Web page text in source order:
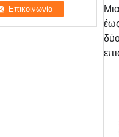
Μια